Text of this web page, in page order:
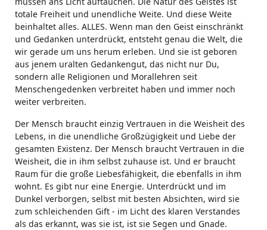
totale Freiheit und unendliche Weite. Und diese Weite
beinhaltet alles. ALLES. Wenn man den Geist einschränkt
und Gedanken unterdrückt, entsteht genau die Welt, die
wir gerade um uns herum erleben. Und sie ist geboren
aus jenem uralten Gedankengut, das nicht nur Du,
sondern alle Religionen und Morallehren seit
Menschengedenken verbreitet haben und immer noch
weiter verbreiten.
Der Mensch braucht einzig Vertrauen in die Weisheit des
Lebens, in die unendliche Großzügigkeit und Liebe der
gesamten Existenz. Der Mensch braucht Vertrauen in die
Weisheit, die in ihm selbst zuhause ist. Und er braucht
Raum für die große Liebesfähigkeit, die ebenfalls in ihm
wohnt. Es gibt nur eine Energie. Unterdrückt und im
Dunkel verborgen, selbst mit besten Absichten, wird sie
zum schleichenden Gift - im Licht des klaren Verstandes
als das erkannt, was sie ist, ist sie Segen und Gnade.